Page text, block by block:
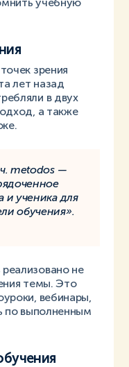
учебную
зрения
лет назад
в двух
а также
metodos —
и ученика для
обучения».
не
темы. Это
вебинары,
по выполненным